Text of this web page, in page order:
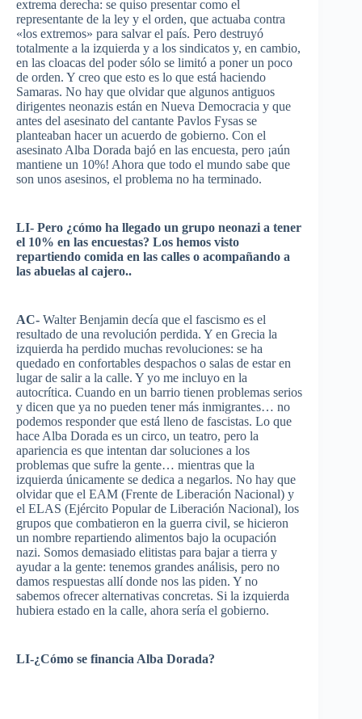
extrema derecha: se quiso presentar como el
representante de la ley y el orden, que actuaba contra
«los extremos» para salvarel país. Pero destruyó
totalmente a la izquierda y a los sindicatos y, en cambio,
en las cloacas del poder sólo se limitó a ponerun poco
de orden. Y creo que esto es lo que está haciendo
Samaras. No hay que olvidar que algunos antiguos
dirigentes neonazis están en Nueva Democracia y que
antes del asesinato del cantante Pavlos Fysas se
planteaban hacerun acuerdo de gobierno. Con el
asesinato Alba Dorada bajó en las encuesta, pero ¡aún
mantiene un 10%! Ahora que todo el mundo sabe que
son unos asesinos, el problema no ha terminado.
LI- Pero ¿cómo ha llegado un grupo neonazi a tener
el 10% en las encuestas? Los hemos visto
repartiendo comida en las calles o acompañando a
las abuelas al cajero..
AC- Walter Benjamin decía que el fascismo es el
resultado de una revolución perdida. Y en Grecia la
izquierda ha perdido muchas revoluciones: se ha
quedado en confortables despachos o salas de estaren
lugarde salira la calle. Y yo me incluyo en la
autocrítica. Cuando en un barrio tienen problemas serios
y dicen que ya no pueden tener más inmigrantes… no
podemos responderque está lleno de fascistas. Lo que
hace Alba Dorada es un circo, un teatro, pero la
apariencia es que intentan dar soluciones a los
problemas que sufre la gente… mientras que la
izquierda únicamente se dedica a negarlos. No hay que
olvidar que el EAM (Frente de Liberación Nacional) y
el ELAS (Ejército Popular de Liberación Nacional), los
grupos que combatieron en la guerra civil, se hicieron
un nombre repartiendo alimentos bajo la ocupación
nazi. Somos demasiado elitistas para bajara tierra y
ayudara la gente: tenemos grandes análisis, pero no
damos respuestas allí donde nos las piden. Y no
sabemos ofrecer alternativas concretas. Si la izquierda
hubiera estado en la calle, ahora sería el gobierno.
LI-¿Cómo se financia Alba Dorada?